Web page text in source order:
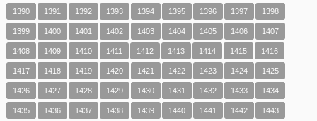
1390 1391 1392 1393 1394 1395 1396 1397 1398
1399 1400 1401 1402 1403 1404 1405 1406 1407
1408 1409 1410 1411 1412 1413 1414 1415 1416
1417 1418 1419 1420 1421 1422 1423 1424 1425
1426 1427 1428 1429 1430 1431 1432 1433 1434
1435 1436 1437 1438 1439 1440 1441 1442 1443